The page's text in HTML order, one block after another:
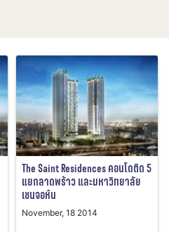
The Saint Residences คอนโดติด 5
แยกลาดพร้าว และมหาวิทยาลัย
เซนจอห์น
November, 18 2014